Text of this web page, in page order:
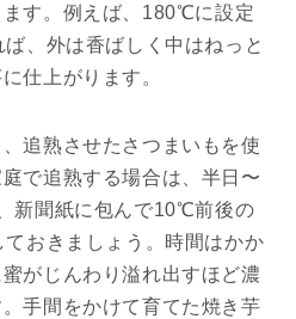
す。例えば、180℃に設定
、外は香ばしく中はねっと
仕上がります。
追熟させたさつまいもを使
で追熟する場合は、半日〜
新聞紙に包んで10℃前後の
おきましょう。時間はかか
がじんわり溢れ出すほど濃
手間をかけて育てた焼き芋